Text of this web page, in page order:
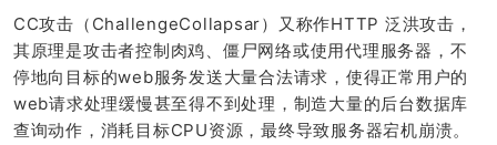
CC攻击（ChallengeCollapsar）又称作HTTP 泛洪攻击，
其原理是攻击者控制肉鸡、僵尸网络或使用代理服务器，不
停地向目标的web服务发送大量合法请求，使得正常用户的
web请求处理缓慢甚至得不到处理，制造大量的后台数据库
查询动作，消耗目标CPU资源，最终导致服务器宕机崩溃。